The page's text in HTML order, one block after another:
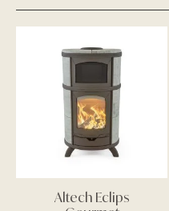
Altech Eclips